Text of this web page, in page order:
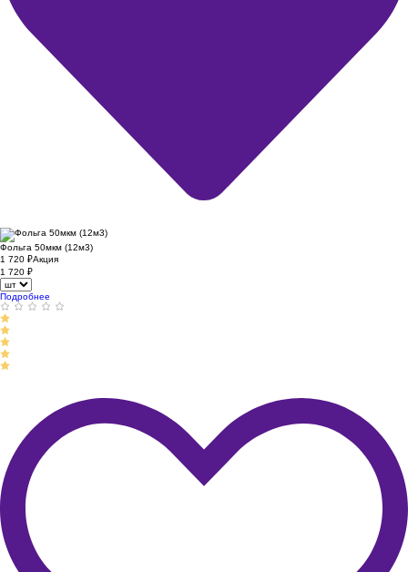
Фольга 50мкм (12м3)
1 720 ₽Акция
1 720 ₽
Подробнее